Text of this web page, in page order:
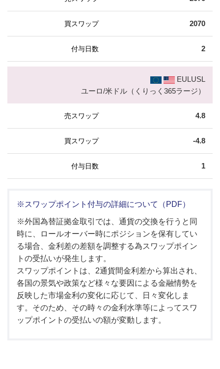
2070
2
EULUSL
ユーロ/米ドル（くりっく365ラージ）
4.8
-4.8
1
※スワップポイント付与の詳細について（PDF）
※外国為替証拠金取引では、通貨の交換を行うと同
時に、ロールオーバー時にポジションを保有してい
る場合、金利差の差額を調整する為スワップポイン
トの受払いが発生します。
スワップポイントは、2通貨間金利差から算出され、
各国の景気や政策など様々な要因による金融情勢を
反映した市場金利の変化に応じて、日々変化しま
す。そのため、その時々の金利水準等によってスワ
ップポイントの受払いの額が変動します。